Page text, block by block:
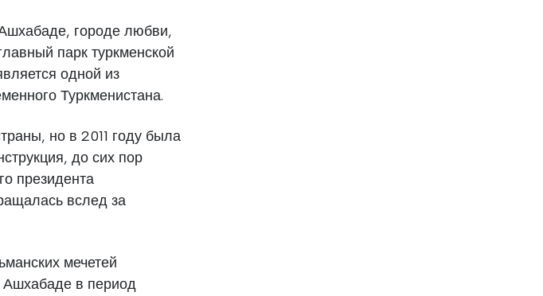
городе любви,
парк туркменской
одной из
Туркменистана.
но в 2011 году была
до сих пор
президента
вслед за
мечетей
Ашхабаде в период